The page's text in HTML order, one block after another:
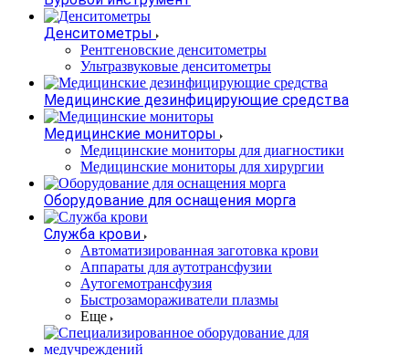
Денситометры
Рентгеновские денситометры
Ультразвуковые денситометры
Медицинские дезинфицирующие средства
Медицинские мониторы
Медицинские мониторы для диагностики
Медицинские мониторы для хирургии
Оборудование для оснащения морга
Служба крови
Автоматизированная заготовка крови
Аппараты для аутотрансфузии
Аутогемотрансфузия
Быстрозамораживатели плазмы
Еще